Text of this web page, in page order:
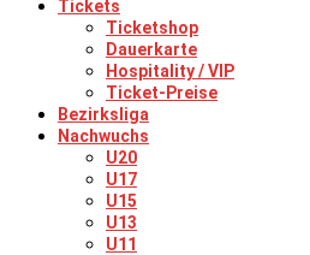
Tickets
Ticketshop
Dauerkarte
Hospitality / VIP
Ticket-Preise
Bezirksliga
Nachwuchs
U20
U17
U15
U13
U11